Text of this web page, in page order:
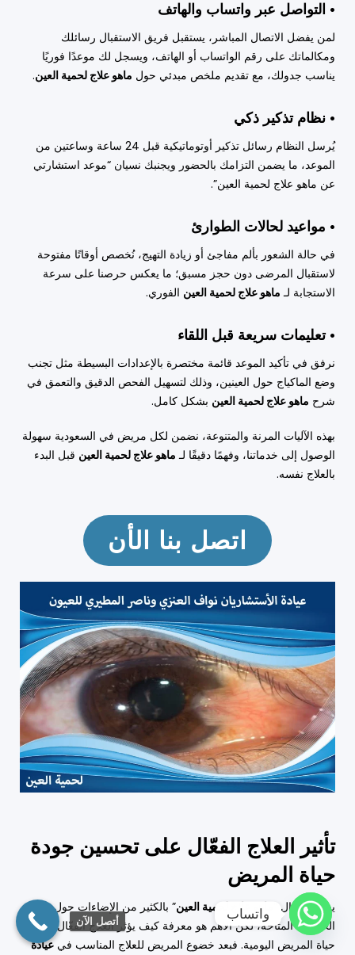
• التواصل عبر واتساب والهاتف
لمن يفضل الاتصال المباشر، يستقبل فريق الاستقبال رسائلك
ومكالماتك على رقم الواتساب أو الهاتف، ويسجل لك موعدًا فوريًا
يناسب جدولك، مع تقديم ملخص مبدئي حول ماهو علاج لحمية العين.
• نظام تذكير ذكي
يُرسل النظام رسائل تذكير أوتوماتيكية قبل 24 ساعة وساعتين من
الموعد، ما يضمن التزامك بالحضور ويجنبك نسيان “موعد استشارتي
عن ماهو علاج لحمية العين”.
• مواعيد لحالات الطوارئ
في حالة الشعور بألم مفاجئ أو زيادة التهيج، نُخصص أوقاتًا مفتوحة
لاستقبال المرضى دون حجز مسبق؛ ما يعكس حرصنا على سرعة
الاستجابة لـ ماهو علاج لحمية العين الفوري.
• تعليمات سريعة قبل اللقاء
نرفق في تأكيد الموعد قائمة مختصرة بالإعدادات البسيطة مثل تجنب
وضع الماكياج حول العينين، وذلك لتسهيل الفحص الدقيق والتعمق في
شرح ماهو علاج لحمية العين بشكل كامل.
بهذه الآليات المرنة والمتنوعة، نضمن لكل مريض في السعودية سهولة
الوصول إلى خدماتنا، وفهمًا دقيقًا لـ ماهو علاج لحمية العين قبل البدء
بالعلاج نفسه.
اتصل بنا الأن
تأثير العلاج الفعّال على تحسين جودة
حياة المريض
يعود السؤال “ ماهو علاج لحمية العين” بالكثير من الإضاءات حول
الخيارات المتاحة، لكن الأهم هو معرفة كيف يؤثر العلاج الفعّال على
حياة المريض اليومية. فبعد خضوع المريض للعلاج المناسب فيعيادة
أتصل الآن واتساب